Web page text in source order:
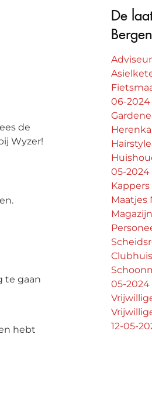
de
Wyzer!
te gaan
hebt
De
06-2024
05-2024
Maatjes
05-2024
12-05-